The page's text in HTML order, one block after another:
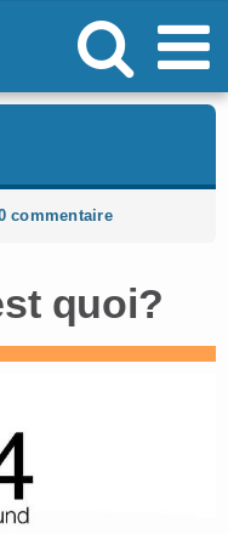
commentaire
quoi?